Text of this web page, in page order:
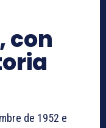
con
de 1952 e